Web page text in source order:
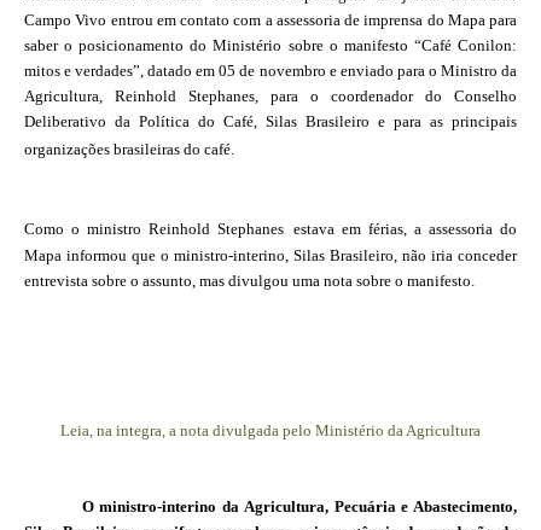
Campo Vivo entrou em contato com a assessoria de imprensa do Mapa para
saber o posicionamento do Ministério sobre o manifesto “Café Conilon:
mitos e verdades”, datado em 05 de novembro e enviado para o Ministro da
Agricultura, Reinhold Stephanes, para o coordenador do Conselho
Deliberativo da Política do Café, Silas Brasileiro e para as principais
organizações brasileiras do café.
Como o ministroReinhold Stephanes estava em férias, a assessoria do
Mapa informou que o ministro-interino, Silas Brasileiro, não iria conceder
entrevista sobre o assunto, mas divulgou uma nota sobre o manifesto.
Leia, na integra, a nota divulgada pelo Ministério da Agricultura
O ministro-interino da Agricultura, Pecuária e Abastecimento,